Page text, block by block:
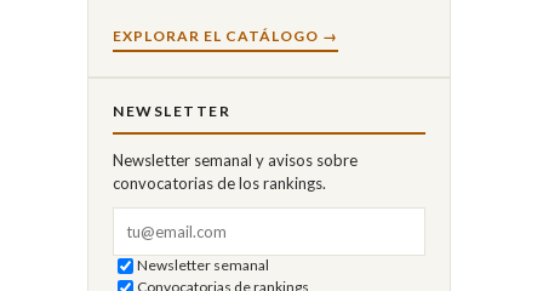
EXPLORAR EL CATÁLOGO →
NEWSLETTER
Newsletter semanal y avisos sobre
convocatorias de los rankings.
Newsletter semanal
Convocatorias de rankings